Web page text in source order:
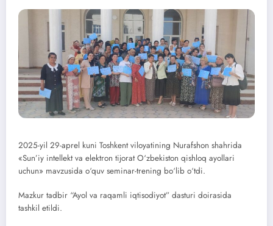
2025-yil 29-aprel kuni Toshkent viloyatining Nurafshon shahrida
«Sun’iy intellekt va elektron tijorat O‘zbekiston qishloq ayollari
uchun» mavzusida o‘quv seminar-trening bo‘lib o‘tdi.
Mazkur tadbir “Ayol va raqamli iqtisodiyot” dasturi doirasida
tashkil etildi.